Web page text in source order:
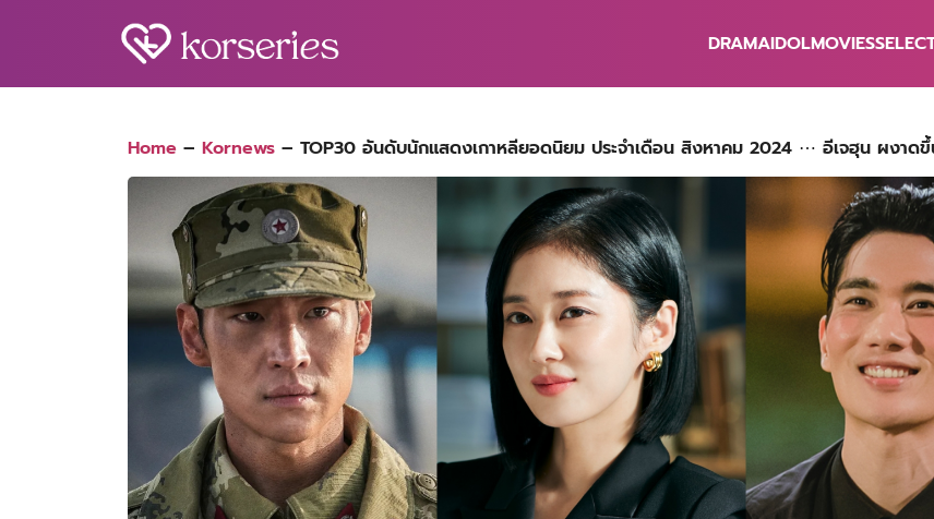
DRAMAIDOLMOVIES
Home – Kornews – TOP30 อันดับนักแสดงเกาหลียอดนิยม ประจำเดือน สิงหาคม 2024 ⋯ อีเจฮุน ผงาด